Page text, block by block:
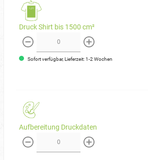
Druck Shirt bis 1500 cm²
weniger mehr
Sofort verfügbar, Lieferzeit: 1-2 Wochen
Aufbereitung Druckdaten
weniger mehr